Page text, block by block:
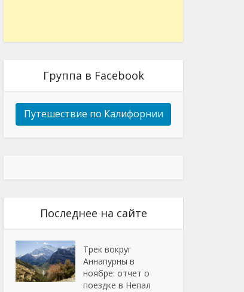
Группа в Facebook
Путешествие по Калифорнии
Последнее на сайте
Трек вокруг
Аннапурны в
ноябре: отчет о
поездке в Непал